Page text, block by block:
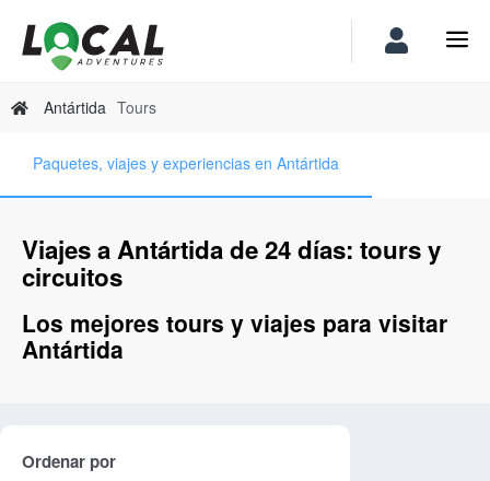
Antártida Tours
Paquetes, viajes y experiencias en Antártida
Viajes a Antártida de 24 días: tours y
circuitos
Los mejores tours y viajes para visitar
Antártida
Ordenar por